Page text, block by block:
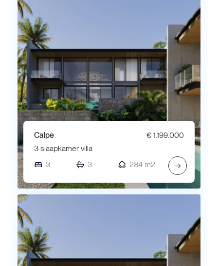
Calpe
€ 1.199.000
3 slaapkamer villa
3
3 284 m2 →